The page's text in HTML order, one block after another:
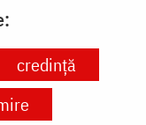
credință